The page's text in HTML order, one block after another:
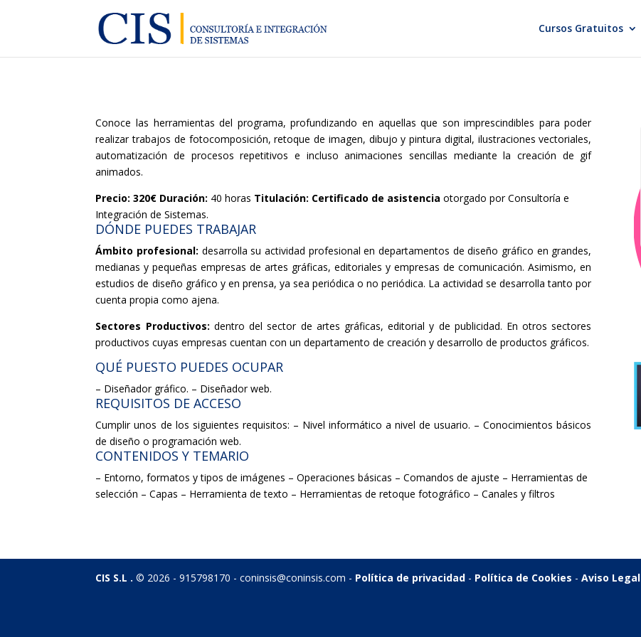
Cursos Gratuitos
Conoce las herramientas del programa, profundizando en aquellas que son imprescindibles para poder
realizar trabajos de fotocomposición, retoque de imagen, dibujo y pintura digital, ilustraciones vectoriales,
automatización de procesos repetitivos e incluso animaciones sencillas mediante la creación de gif
animados.
Precio: 320€ Duración: 40 horas Titulación: Certificado de asistencia otorgado por Consultoría e
Integración de Sistemas.
DÓNDE PUEDES TRABAJAR
Ámbito profesional: desarrolla su actividad profesional en departamentos de diseño gráfico en grandes,
medianas y pequeñas empresas de artes gráficas, editoriales y empresas de comunicación. Asimismo, en
estudios de diseño gráfico y en prensa, ya sea periódica o no periódica. La actividad se desarrolla tanto por
cuenta propia como ajena.
Sectores Productivos: dentro del sector de artes gráficas, editorial y de publicidad. En otros sectores
productivos cuyas empresas cuentan con un departamento de creación y desarrollo de productos gráficos.
QUÉ PUESTO PUEDES OCUPAR
– Diseñador gráfico. – Diseñador web.
REQUISITOS DE ACCESO
Cumplir unos de los siguientes requisitos: – Nivel informático a nivel de usuario. – Conocimientos básicos
de diseño o programación web.
CONTENIDOS Y TEMARIO
– Entorno, formatos y tipos de imágenes – Operaciones básicas – Comandos de ajuste – Herramientas de
selección – Capas – Herramienta de texto – Herramientas de retoque fotográfico – Canales y filtros
CIS S.L . © 2026 - 915798170 - coninsis@coninsis.com - Política de privacidad - Política de Cookies -Aviso Legal